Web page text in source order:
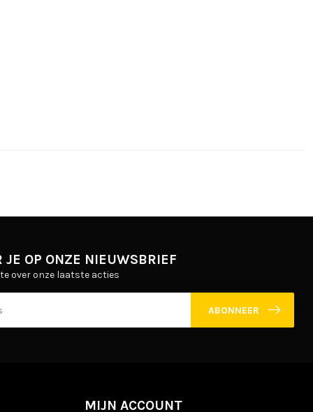
JE OP ONZE NIEUWSBRIEF
over onze laatste acties
ABONNEER
MIJN ACCOUNT